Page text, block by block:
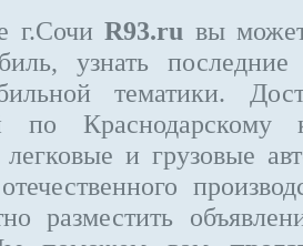
г.СочиR93.ru вы
узнать
тематики.
по
легковые и грузовые
разместить